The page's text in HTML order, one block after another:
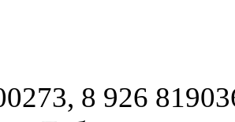
8 926